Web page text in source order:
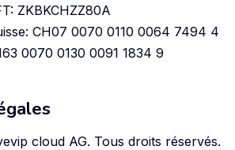
ZKBKCHZZ80A
CH07 0070 0110 0064 7494 4
0070 0130 0091 1834 9
cloud AG. Tous droits réservés.